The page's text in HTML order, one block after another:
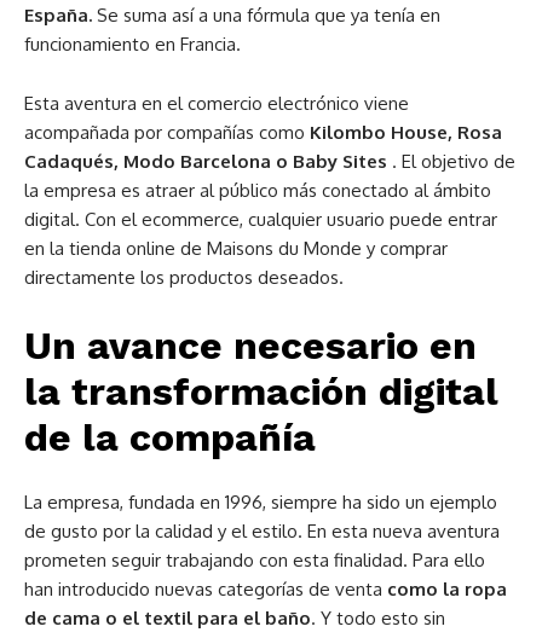
España. Se suma así a una fórmula que ya tenía en
funcionamiento en Francia.
Esta aventura en el comercio electrónico viene
acompañada por compañías como Kilombo House, Rosa
Cadaqués, Modo Barcelona o Baby Sites . El objetivo de
la empresa es atraer al público más conectado al ámbito
digital. Con el ecommerce, cualquier usuario puede entrar
en la tienda online de Maisons du Monde y comprar
directamente los productos deseados.
Un avance necesario en
la transformación digital
de la compañía
La empresa, fundada en 1996, siempre ha sido un ejemplo
de gusto por la calidad y el estilo. En esta nueva aventura
prometen seguir trabajando con esta finalidad. Para ello
han introducido nuevas categorías de venta como la ropa
de cama o el textil para el baño. Y todo esto sin